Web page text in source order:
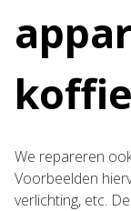
We repareren
Voorbeelden
verlichting, etc.